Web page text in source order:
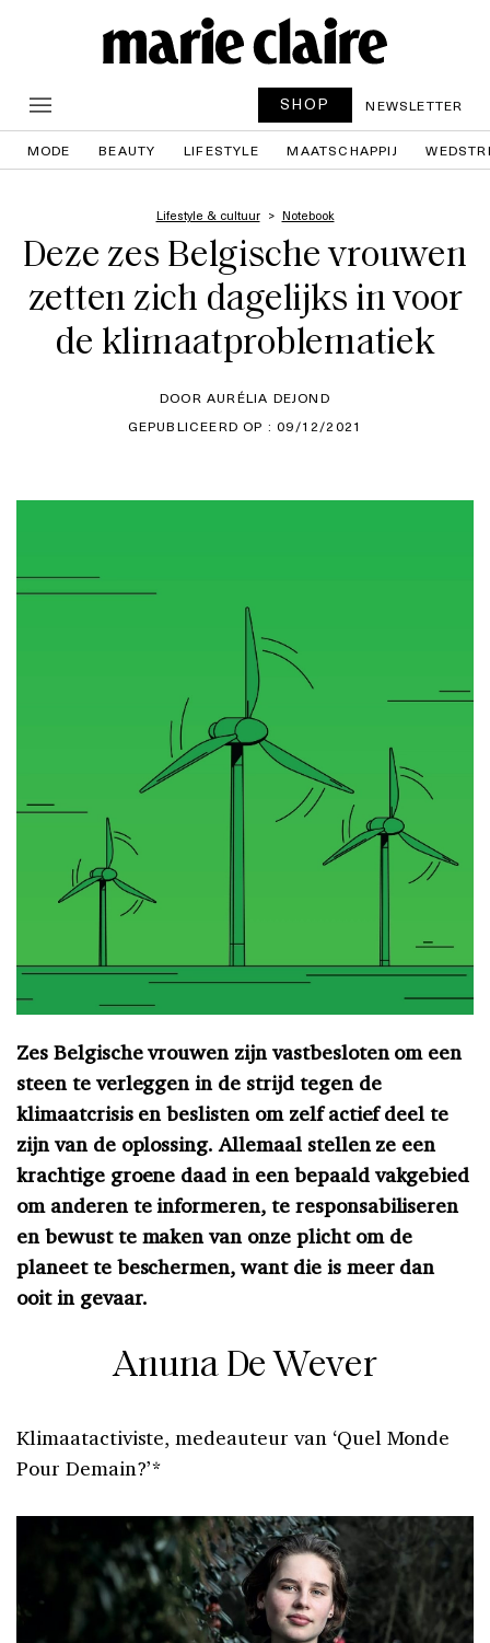
SHOP NEWSLETTER
MODE BEAUTY LIFESTYLE MAATSCHAPPIJ
Lifestyle & cultuur Notebook
Deze zes Belgische vrouwen
zetten zich dagelijks in voor
de klimaatproblematiek
DOOR AURÉLIA DEJOND
GEPUBLICEERD OP : 09/12/2021
Zes Belgische vrouwen zijn vastbesloten om een
steen te verleggen in de strijd tegen de
klimaatcrisis en beslisten om zelf actief deel te
zijn van de oplossing. Allemaal stellen ze een
krachtige groene daad in een bepaald vakgebied
om anderen te informeren, te responsabiliseren
en bewust te maken van onze plicht om de
planeet te beschermen, want die is meer dan
ooit in gevaar.
Anuna De Wever
Klimaatactiviste, medeauteur van ‘Quel Monde
Pour Demain?’*